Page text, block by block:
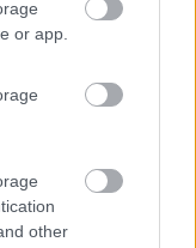
or app.
other
fatti solo per un
da visitare." Cit.